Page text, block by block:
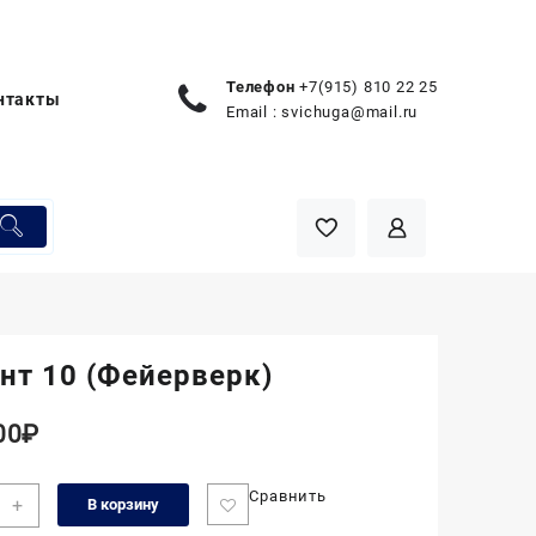
Телефон +7(915) 810 22 25
Email :svichuga@mail.ru
10 (Фейерверк)
₽
+ В корзину Сравнить